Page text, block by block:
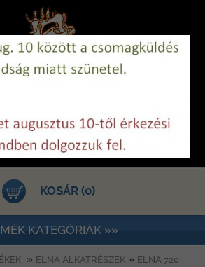
KOSÁR (0)
KATEGÓRIÁK »»
» ELNA ALKATRÉSZEK» ELNA 720